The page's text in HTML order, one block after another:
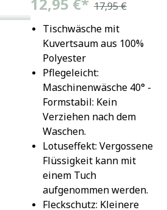
17,95 €
Tischwäsche mit
Kuvertsaum aus 100%
Polyester
Pflegeleicht:
Maschinenwäsche 40° -
Formstabil: Kein
Verziehen nach dem
Waschen.
Lotuseffekt: Vergossene
Flüssigkeit kann mit
einem Tuch
aufgenommen werden.
Fleckschutz: Kleinere